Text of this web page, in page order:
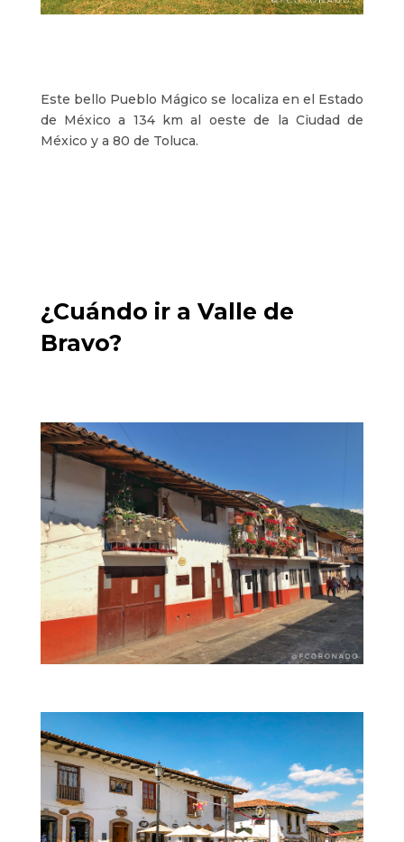
Este bello Pueblo Mágico se localiza en el Estado
de México a 134 km al oeste de la Ciudad de
México y a 80 de Toluca.
¿Cuándo ir a Valle de
Bravo?